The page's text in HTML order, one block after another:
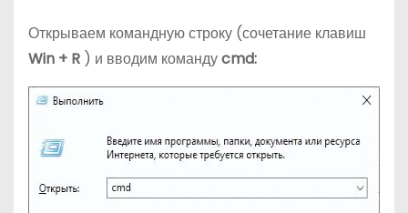
Открываем командную строку (сочетание клавиш
Win + R ) и вводим командуcmd: